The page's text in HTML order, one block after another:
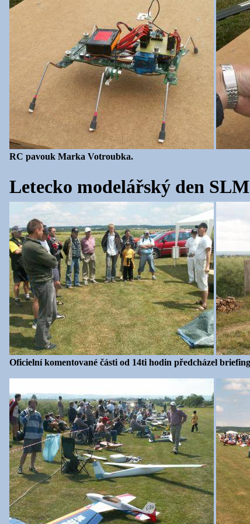
RC pavouk Marka Votroubka.
Letecko modelářský den
Oficielní komentované části od 14ti hodin předcházel